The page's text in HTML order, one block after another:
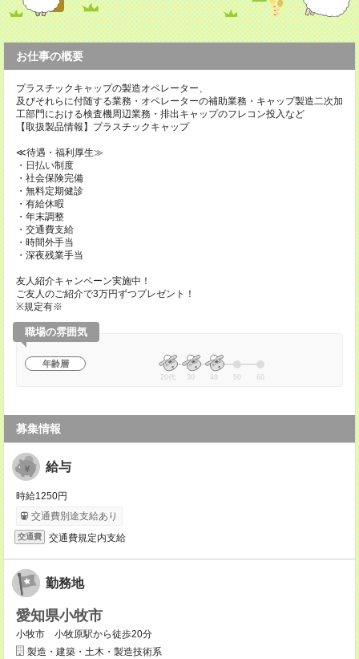
お仕事の概要
プラスチックキャップの製造オペレーター、
及びそれらに付随する業務・オペレーターの補助業務・キャップ製造二次加
工部門における検査機周辺業務・排出キャップのフレコン投入など
【取扱製品情報】プラスチックキャップ
≪待遇・福利厚生≫
・日払い制度
・社会保険完備
・無料定期健診
・有給休暇
・年末調整
・交通費支給
・時間外手当
・深夜残業手当
友人紹介キャンペーン実施中！
ご友人のご紹介で3万円ずつプレゼント！
※規定有※
職場の雰囲気
年齢層
20代 30 40 50 60
募集情報
給与
時給1250円
交通費別途支給あり
交通費 交通費規定内支給
勤務地
愛知県小牧市
小牧市 小牧原駅から徒歩20分
製造・建築・土木・製造技術系